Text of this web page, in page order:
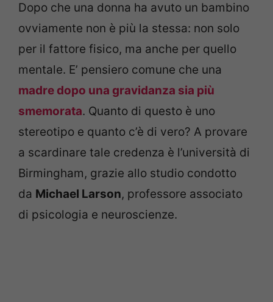
Dopo che una donna ha avuto un bambino
ovviamente non è più la stessa: non solo
per il fattore fisico, ma anche per quello
mentale. E’ pensiero comune che una
madre dopo una gravidanza sia più
smemorata. Quanto di questo è uno
stereotipo e quanto c’è di vero? A provare
a scardinare tale credenza è l’università di
Birmingham, grazie allo studio condotto
da Michael Larson, professore associato
di psicologia e neuroscienze.